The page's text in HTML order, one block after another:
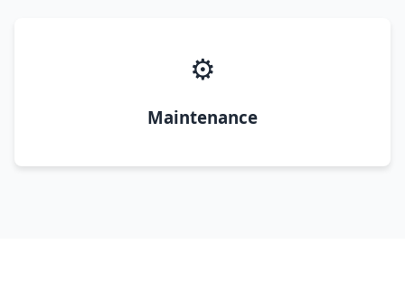
⚙️
Maintenance